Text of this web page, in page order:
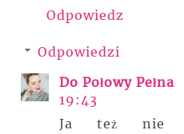
Odpowiedz
Odpowiedzi
Do Połowy Pełna
19:43
Ja też nie